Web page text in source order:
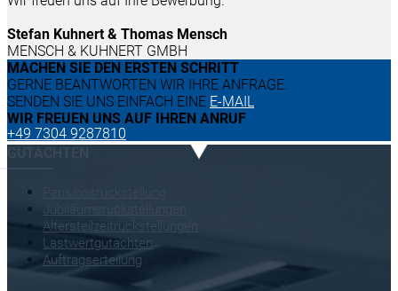
Stefan Kuhnert & Thomas Mensch
MENSCH & KUHNERT GMBH
MACHEN SIE DEN ERSTEN SCHRITT
GERNE BEANTWORTEN WIR IHRE ANFRAGE.
SENDEN SIE UNS EINFACH EINE E-MAIL.
WIR FREUEN UNS AUF IHREN ANRUF
+49 7304 9287810
Jubiläumsrückstellungen
Altersteilzeitrückstellungen
Lastwertgutachten
Auftragserteilung